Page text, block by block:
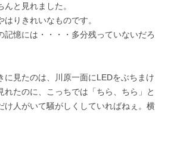
と見れました。
りきれいなものです。
記憶には・・・・多分残っていないだろ
に見たのは、川原一面にLEDをぶちまけ
れたのに、こっちでは「ちら、ちら」と
け人がいて騒がしくしていればねぇ。横